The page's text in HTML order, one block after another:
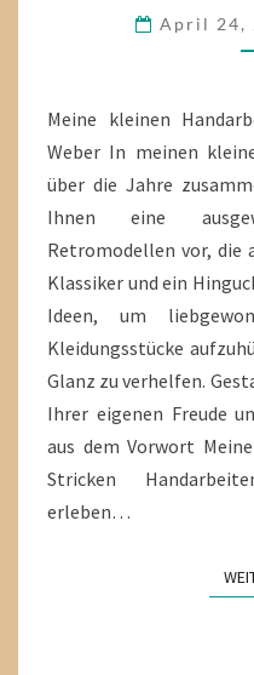
April 24,
Meine kleinen
Weber In meinen
über die Jahre
Ihnen eine
Retromodellen vor, die
Klassiker und ein
Ideen, um
Kleidungsstücke
Glanz zu verhelfen.
Ihrer eigenen Freude
aus dem Vorwort
Stricken
erleben…